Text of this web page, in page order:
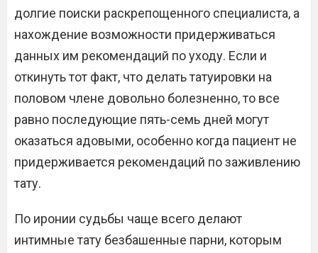
долгие поиски раскрепощенного специалиста, а
нахождение возможности придерживаться
данных им рекомендаций по уходу. Если и
откинуть тот факт, что делать татуировки на
половом члене довольно болезненно, то все
равно последующие пять-семь дней могут
оказаться адовыми, особенно когда пациент не
придерживается рекомендаций по заживлению
тату.
По иронии судьбы чаще всего делают
интимные тату безбашенные парни, которым